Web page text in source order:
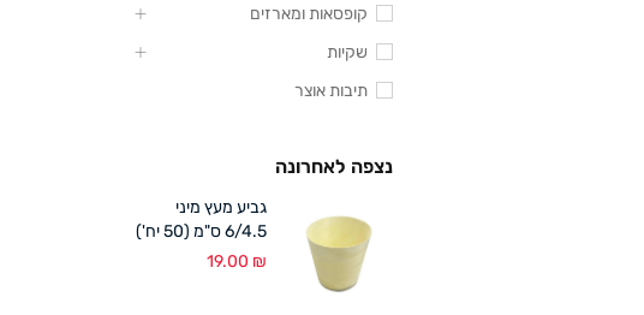
קופסאות ומארזים
שקיות
תיבות אוצר
נצפה לאחרונה
גביע מעץ מיני
6/4.5 ס"מ (50 יח')
19.00 ₪